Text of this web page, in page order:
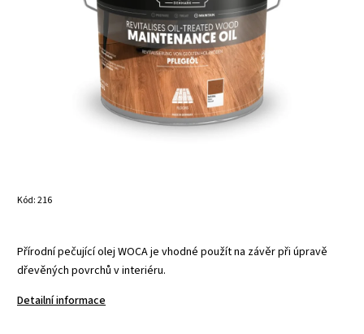
Kód:216
Přírodní pečující olej WOCA je vhodné použít na závěr při úpravě
dřevěných povrchů v interiéru.
Detailní informace